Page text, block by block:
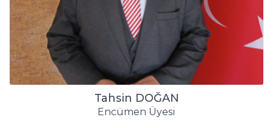
Tahsin DOĞAN
Encümen Üyesi